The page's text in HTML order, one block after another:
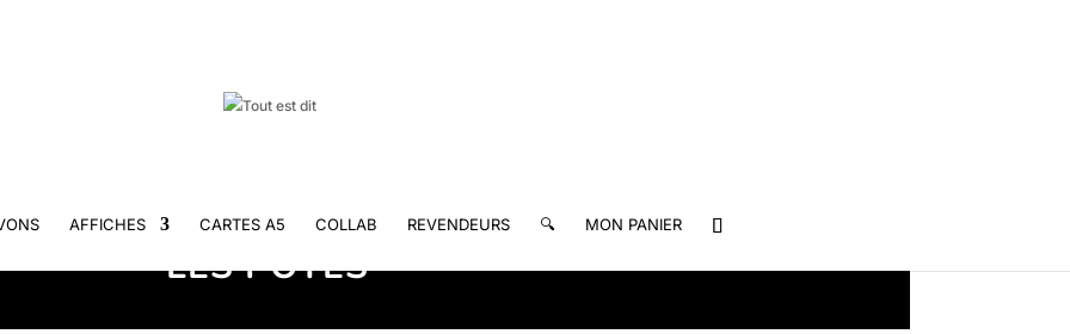
AFFICHES CARTES A5 COLLAB REVENDEURS 🔍 MON PANIER
LES POTES